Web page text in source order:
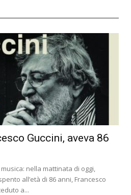
Guccini, aveva 86
nella mattinata di oggi,
all’età di 86 anni, Francesco
a...